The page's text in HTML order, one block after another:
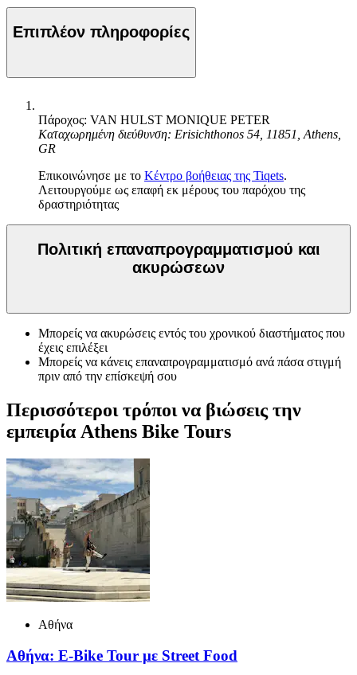
Επιπλέον πληροφορίες
Πάροχος: VAN HULST MONIQUE PETER
Καταχωρημένη διεύθυνση: Erisichthonos 54, 11851, Athens,
GR
Επικοινώνησε με το Κέντρο βοήθειας της Tiqets.
Λειτουργούμε ως επαφή εκ μέρους του παρόχου της
δραστηριότητας
Πολιτική επαναπρογραμματισμού και
ακυρώσεων
Μπορείς να ακυρώσεις εντός του χρονικού διαστήματος που
έχεις επιλέξει
Μπορείς να κάνεις επαναπρογραμματισμό ανά πάσα στιγμή
πριν από την επίσκεψή σου
Περισσότεροι τρόποι να βιώσεις την
εμπειρία Athens Bike Tours
Αθήνα
Αθήνα: E-Bike Tour με Street Food